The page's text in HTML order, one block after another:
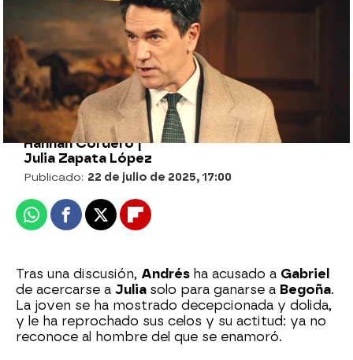
aniversario y pone en riesgo el prestigio
de la fábrica
Hannah Cordero |
Julia Zapata López
Publicado: 22 de julio de 2025, 17:00
WhatsappFacebook
X Flipboard
Tras una discusión, Andrés ha acusado a Gabriel
de acercarse a Julia solo para ganarse a Begoña.
La joven se ha mostrado decepcionada y dolida,
y le ha reprochado sus celos y su actitud: ya no
reconoce al hombre del que se enamoró.